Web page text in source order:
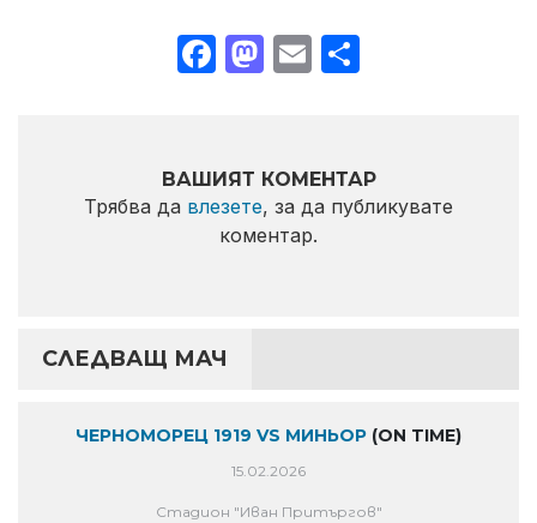
Facebook
Mastodon
Email
ВАШИЯТ КОМЕНТАР
Трябва да влезете, за да публикувате
коментар.
СЛЕДВАЩ МАЧ
ЧЕРНОМОРЕЦ 1919 VS МИНЬОР (ON TIME)
15.02.2026
Стадион "Иван Притъргов"